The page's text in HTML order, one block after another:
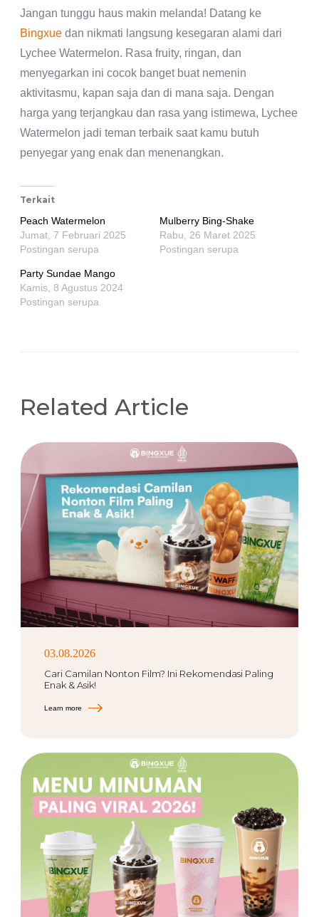
Jangan tunggu haus makin melanda! Datang ke
Bingxue dan nikmati langsung kesegaran alami dari
Lychee Watermelon. Rasa fruity, ringan, dan
menyegarkan ini cocok banget buat nemenin
aktivitasmu, kapan saja dan di mana saja. Dengan
harga yang terjangkau dan rasa yang istimewa, Lychee
Watermelon jadi teman terbaik saat kamu butuh
penyegar yang enak dan menenangkan.
Terkait
Peach Watermelon
Jumat, 7 Februari 2025
Postingan serupa
Mulberry Bing-Shake
Rabu, 26 Maret 2025
Postingan serupa
Party Sundae Mango
Kamis, 8 Agustus 2024
Postingan serupa
Related Article
03.08.2026
Cari Camilan Nonton Film? Ini Rekomendasi Paling
Enak & Asik!
Learn more